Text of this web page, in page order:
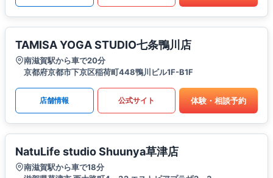
TAMISA YOGA STUDIO七条鴨川店
南滋賀駅から車で20分
京都府京都市下京区稲荷町448鴨川ビル1F-B1F
店舗情報 公式サイト 体験・相談予約
NatuLife studio Shuunya草津店
南滋賀駅から車で18分